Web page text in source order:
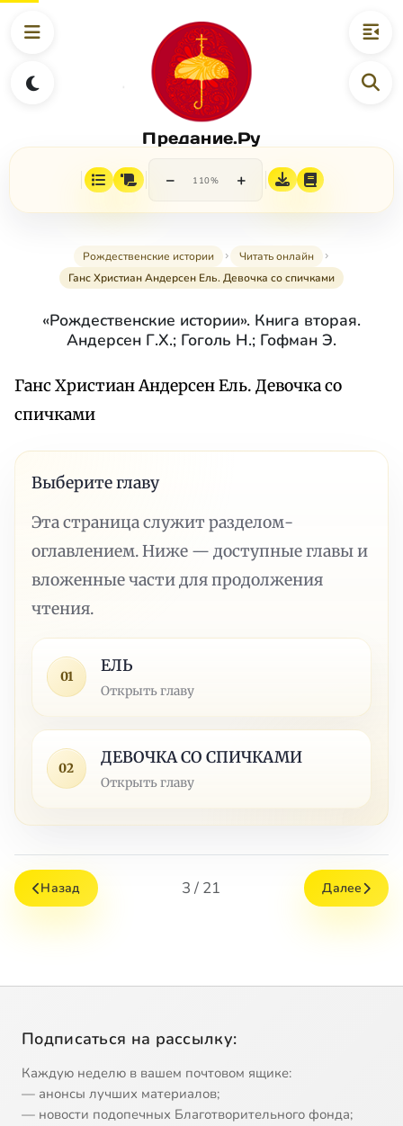
Предание.Ру
− 110% +
Рождественские истории
Читать онлайн
Ганс Христиан Андерсен Ель. Девочка cо cпичками
«Рождественские истории». Книга вторая.
Андерсен Г.Х.; Гоголь Н.; Гофман Э.
Ганс Христиан Андерсен Ель. Девочка cо
cпичками
Выберите главу
Эта страница служит разделом-
оглавлением. Ниже — доступные главы и
вложенные части для продолжения
чтения.
01
ЕЛЬ
Открыть главу
02
ДЕВОЧКА СО СПИЧКАМИ
Открыть главу
Назад 3 / 21 Далее
Подписаться на рассылку:
Каждую неделю в вашем почтовом ящике:
— анонсы лучших материалов;
— новости подопечных Благотворительного фонда;